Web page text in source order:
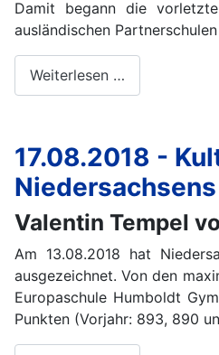
Damit begann die
ausländischen
Weiterlesen …
17.08.2018 -
Niedersachsens
Valentin Tempel
Am 13.08.2018 hat
ausgezeichnet. Von den
Europaschule Humboldt
Punkten (Vorjahr: 893, 890